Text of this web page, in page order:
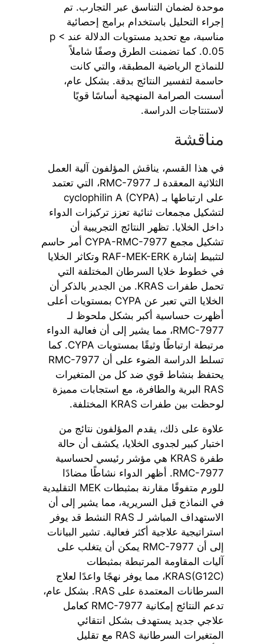
موحدة لضمان التناسق عبر التجارب. تم
إجراء التحليل باستخدام برامج إحصائية
مناسبة، مع تحديد مستويات الدلالة عند p <
0.05. كما تضمنت الطرق وصفًا شاملاً
للنماذج الرياضية المطبقة، والتي كانت
حاسمة لتفسير النتائج بدقة. بشكل عام،
أسست الصرامة المنهجية أساسًا قويًا
لاستنتاجات الدراسة.
مناقشة
في هذا القسم، يناقش المؤلفون آلية العمل
الثلاثية المعقدة لـ RMC-7977، التي تعتمد
على ارتباطها بـ cyclophilin A (CYPA)
لتشكيل مجمعات ثنائية تعزز تركيزات الدواء
داخل الخلايا. تظهر النتائج التجريبية أن
تشكيل مجمع CYPA-RMC-7977 أمر حاسم
لتثبيط إشارة RAF-MEK-ERK وتكاثر الخلايا
في خطوط خلايا السرطان المختلفة التي
تحمل طفرات KRAS. من الجدير بالذكر أن
الخلايا التي تعبر عن CYPA بمستويات أعلى
أظهرت حساسية أكبر بشكل ملحوظ لـ
RMC-7977، مما يشير إلى أن فعالية الدواء
مرتبطة ارتباطًا وثيقًا بمستويات CYPA. كما
تسلط الدراسة الضوء على أن RMC-7977
يحتفظ بنشاط قوي ضد كل من المتغيرات
RAS البرية والطافرة، مع استجابات مميزة
لوحظت بين طفرات KRAS المختلفة.
علاوة على ذلك، يقدم المؤلفون نتائج من
اختبار كبير لجدوى الخلايا، يكشف أن حالة
طفرة KRAS هي مؤشر رئيسي لحساسية
RMC-7977. أظهر الدواء نشاطًا مضادًا
للورم متفوقًا مقارنة بمثبطات MEK التقليدية
في النماذج قبل السريرية، مما يشير إلى أن
الاستهداف المباشر لـ RAS النشط قد يوفر
استراتيجية علاجية أكثر فعالية. تشير البيانات
إلى أن RMC-7977 يمكن أن يتغلب على
آليات المقاومة المرتبطة بمثبطات
KRAS(G12C)، مما يوفر نهجًا واعدًا لعلاج
السرطانات المعتمدة على RAS. بشكل عام،
تدعم النتائج إمكانية RMC-7977 كعامل
علاجي جديد يستهدف بشكل انتقائي
المتغيرات السرطانية RAS مع تقليل